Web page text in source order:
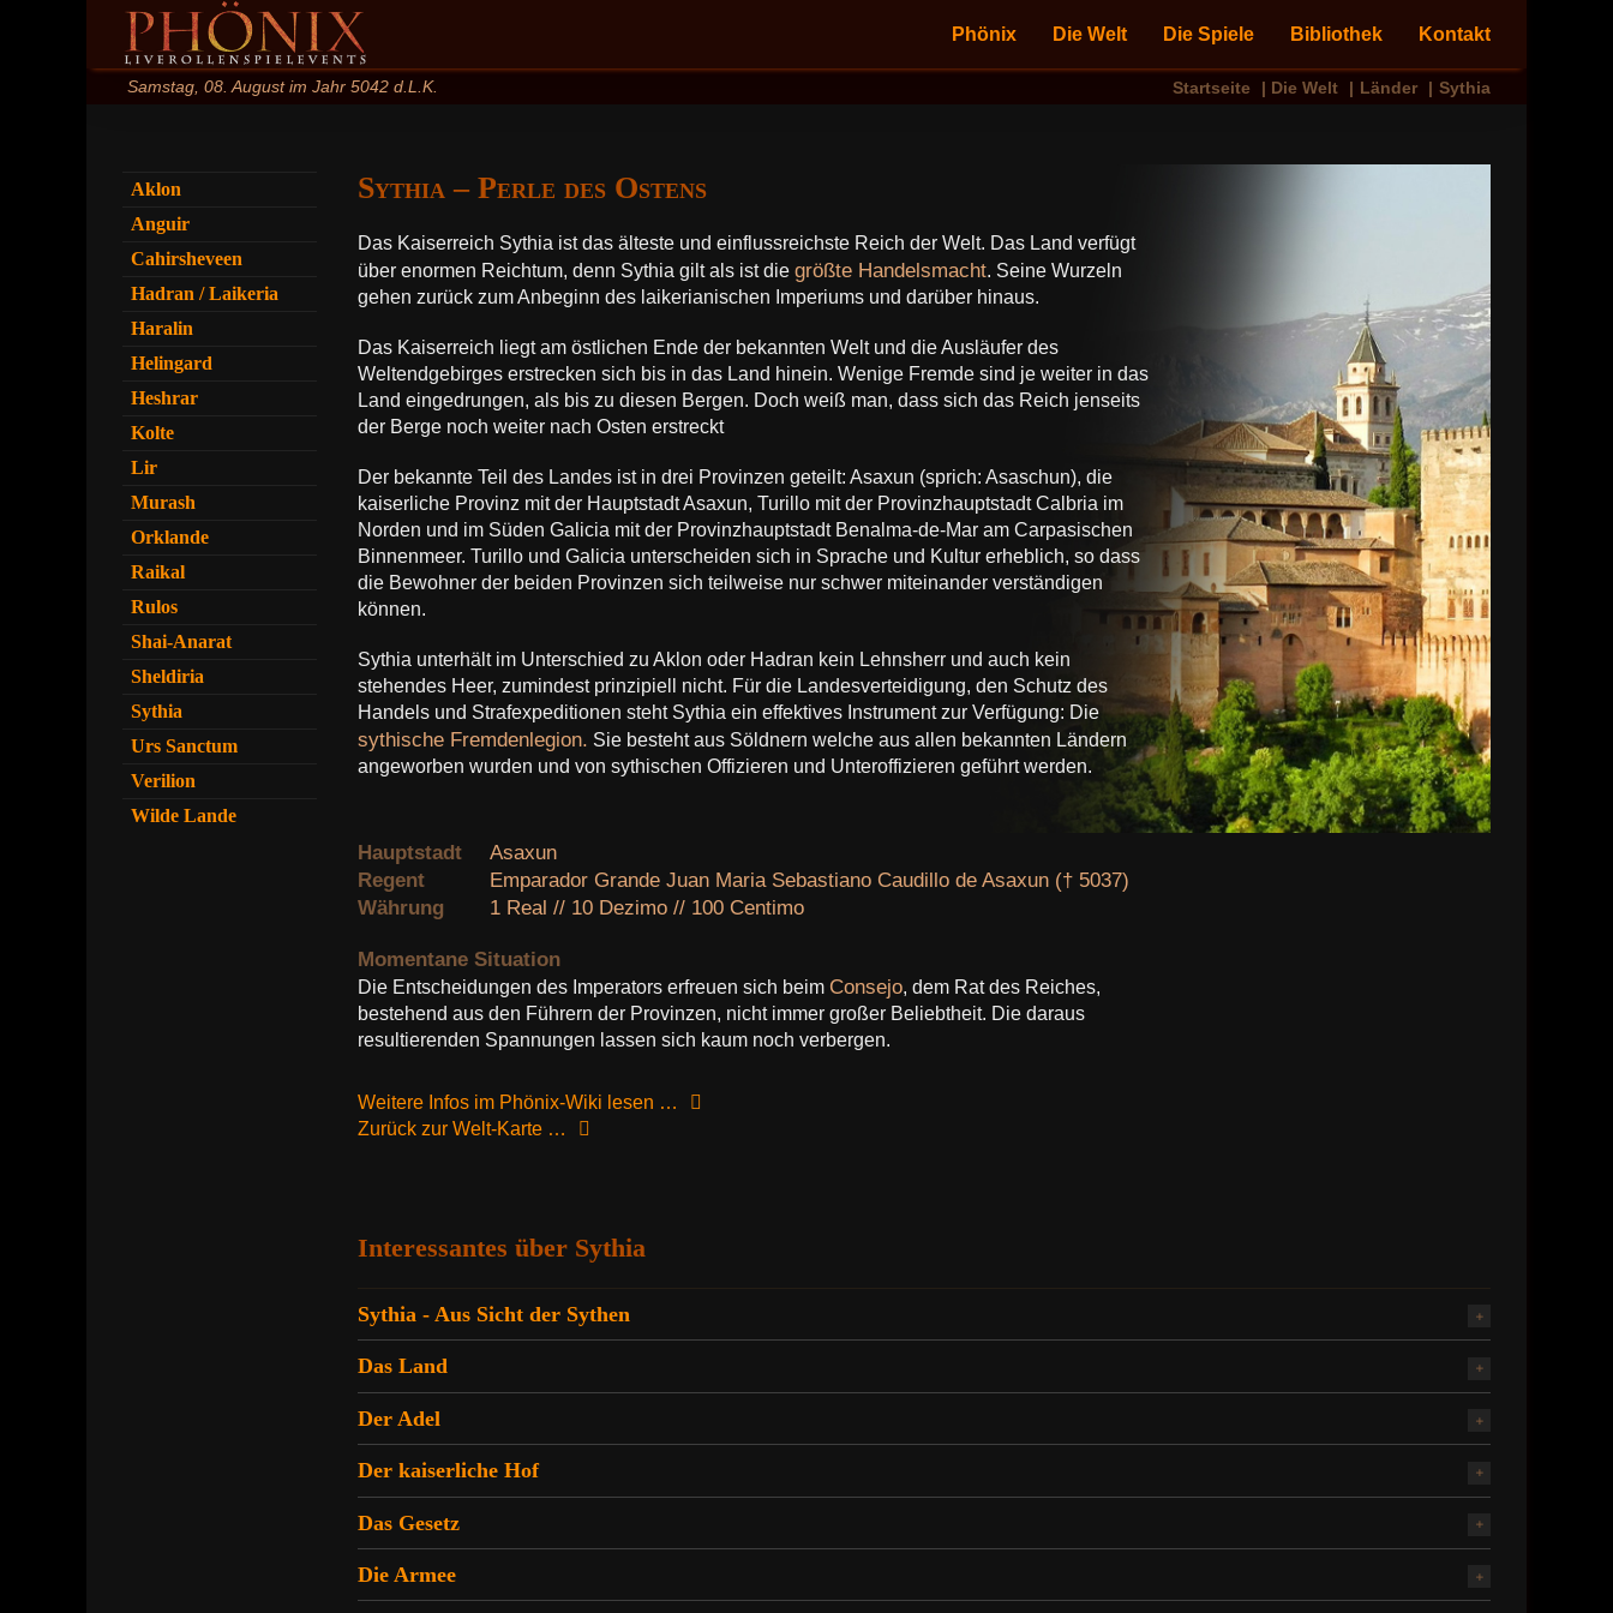
Phönix Die Welt Die Spiele Bibliothek Kontakt
Samstag, 08. August im Jahr 5042 d.L.K. Startseite Die Welt Länder Sythia
Aklon
Anguir
Cahirsheveen
Hadran / Laikeria
Haralin
Helingard
Heshrar
Kolte
Lir
Murash
Orklande
Raikal
Rulos
Shai-Anarat
Sheldiria
Sythia
Urs Sanctum
Verilion
Wilde Lande
Sythia – Perle des Ostens
Das Kaiserreich Sythia ist das älteste und einflussreichste Reich der Welt. Das Land verfügt
über enormen Reichtum, denn Sythia gilt als ist die größte Handelsmacht. Seine Wurzeln
gehen zurück zum Anbeginn des laikerianischen Imperiums und darüber hinaus.
Das Kaiserreich liegt am östlichen Ende der bekannten Welt und die Ausläufer des
Weltendgebirges erstrecken sich bis in das Land hinein. Wenige Fremde sind je weiter in das
Land eingedrungen, als bis zu diesen Bergen. Doch weiß man, dass sich das Reich jenseits
der Berge noch weiter nach Osten erstreckt
Der bekannte Teil des Landes ist in drei Provinzen geteilt: Asaxun (sprich: Asaschun), die
kaiserliche Provinz mit der Hauptstadt Asaxun, Turillo mit der Provinzhauptstadt Calbria im
Norden und im Süden Galicia mit der Provinzhauptstadt Benalma-de-Mar am Carpasischen
Binnenmeer. Turillo und Galicia unterscheiden sich in Sprache und Kultur erheblich, so dass
die Bewohner der beiden Provinzen sich teilweise nur schwer miteinander verständigen
können.
Sythia unterhält im Unterschied zu Aklon oder Hadran kein Lehnsherr und auch kein
stehendes Heer, zumindest prinzipiell nicht. Für die Landesverteidigung, den Schutz des
Handels und Strafexpeditionen steht Sythia ein effektives Instrument zur Verfügung: Die
sythische Fremdenlegion. Sie besteht aus Söldnern welche aus allen bekannten Ländern
angeworben wurden und von sythischen Offizieren und Unteroffizieren geführt werden.
Hauptstadt
Asaxun
Regent
Emparador Grande Juan Maria Sebastiano Caudillo de Asaxun († 5037)
Währung
1 Real // 10 Dezimo // 100 Centimo
Momentane Situation
Die Entscheidungen des Imperators erfreuen sich beim Consejo, dem Rat des Reiches,
bestehend aus den Führern der Provinzen, nicht immer großer Beliebtheit. Die daraus
resultierenden Spannungen lassen sich kaum noch verbergen.
Weitere Infos im Phönix-Wiki lesen …
Zurück zur Welt-Karte …
Interessantes über Sythia
Sythia - Aus Sicht der Sythen
Das Land
Der Adel
Der kaiserliche Hof
Das Gesetz
Die Armee